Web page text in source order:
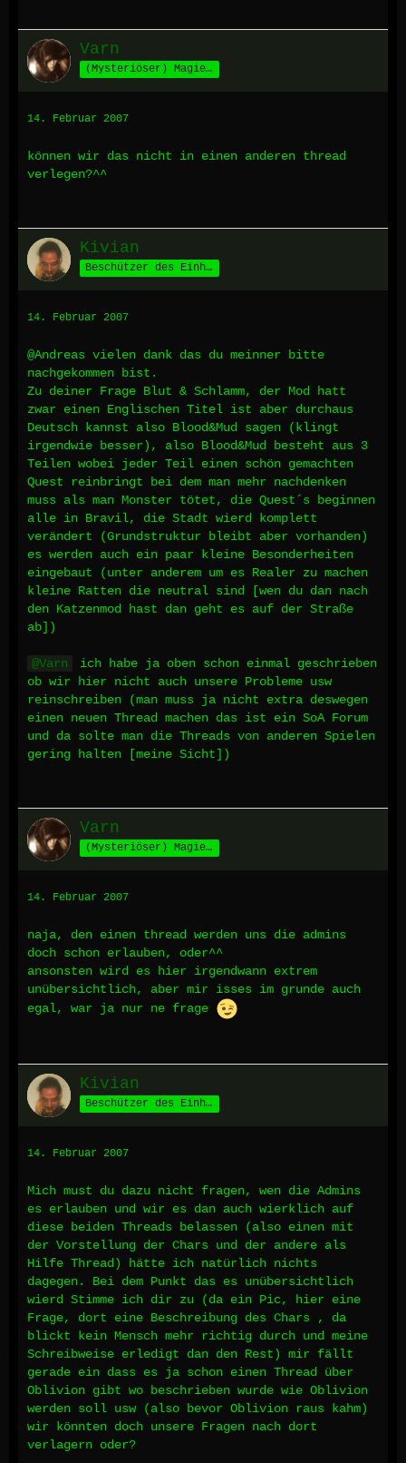
Varn
(Mysteriöser) Magier aus Fornax
14. Februar 2007
können wir das nicht in einen anderen thread
verlegen?^^
Kivian
Beschützer des Einhorns
14. Februar 2007
@Andreas vielen dank das du meinner bitte
nachgekommen bist.
Zu deiner Frage Blut & Schlamm, der Mod hatt
zwar einen Englischen Titel ist aber durchaus
Deutsch kannst also Blood&Mud sagen (klingt
irgendwie besser), also Blood&Mud besteht aus 3
Teilen wobei jeder Teil einen schön gemachten
Quest reinbringt bei dem man mehr nachdenken
muss als man Monster tötet, die Quest´s beginnen
alle in Bravil, die Stadt wierd komplett
verändert (Grundstruktur bleibt aber vorhanden)
es werden auch ein paar kleine Besonderheiten
eingebaut (unter anderem um es Realer zu machen
kleine Ratten die neutral sind [wen du dan nach
den Katzenmod hast dan geht es auf der Straße
ab])
Varn
ich habe ja oben schon einmal geschrieben
ob wir hier nicht auch unsere Probleme usw
reinschreiben (man muss ja nicht extra deswegen
einen neuen Thread machen das ist ein SoA Forum
und da solte man die Threads von anderen Spielen
gering halten [meine Sicht])
Varn
(Mysteriöser) Magier aus Fornax
14. Februar 2007
naja, den einen thread werden uns die admins
doch schon erlauben, oder^^
ansonsten wird es hier irgendwann extrem
unübersichtlich, aber mir isses im grunde auch
egal, war ja nur ne frage
Kivian
Beschützer des Einhorns
14. Februar 2007
Mich must du dazu nicht fragen, wen die Admins
es erlauben und wir es dan auch wierklich auf
diese beiden Threads belassen (also einen mit
der Vorstellung der Chars und der andere als
Hilfe Thread) hätte ich natürlich nichts
dagegen. Bei dem Punkt das es unübersichtlich
wierd Stimme ich dir zu (da ein Pic, hier eine
Frage, dort eine Beschreibung des Chars , da
blickt kein Mensch mehr richtig durch und meine
Schreibweise erledigt dan den Rest) mir fällt
gerade ein dass es ja schon einen Thread über
Oblivion gibt wo beschrieben wurde wie Oblivion
werden soll usw (also bevor Oblivion raus kahm)
wir könnten doch unsere Fragen nach dort
verlagern oder?